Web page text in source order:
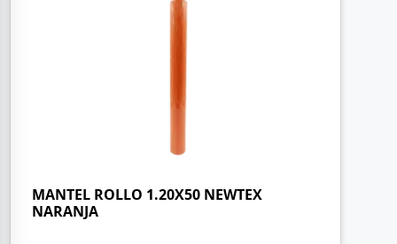
MANTEL ROLLO 1.20X50 NEWTEX
NARANJA